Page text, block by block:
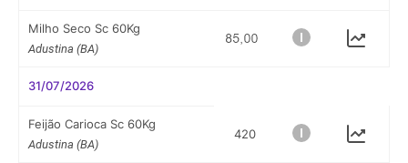
Milho Seco Sc 60Kg
Adustina (BA)
31/07/2026
Feijão Carioca Sc 60Kg
Adustina (BA)
420